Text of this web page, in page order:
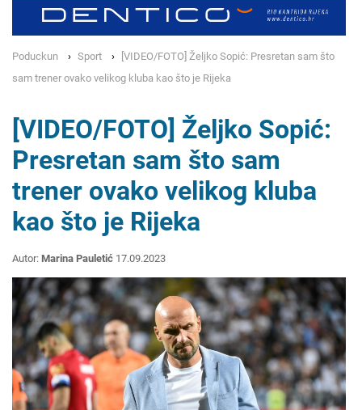
Poduckun Sport
[VIDEO/FOTO] Željko Sopić: Presretan sam što
sam trener ovako velikog kluba kao što je Rijeka
[VIDEO/FOTO] Željko Sopić:
Presretan sam što sam
trener ovako velikog kluba
kao što je Rijeka
Autor: Marina Pauletić 17.09.2023